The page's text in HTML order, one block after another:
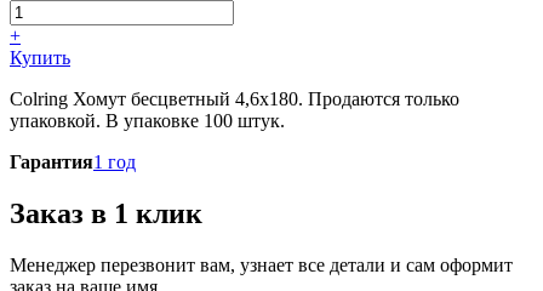
+
Купить
Colring Хомут бесцветный 4,6х180. Продаются только
упаковкой. В упаковке 100 штук.
Гарантия1 год
Заказ в 1 клик
Менеджер перезвонит вам, узнает все детали и сам оформит
заказ на ваше имя.